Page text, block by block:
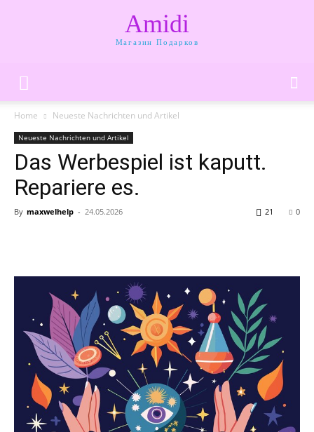
Amidi
Магазин Подарков
Home Neueste Nachrichten und Artikel
Neueste Nachrichten und Artikel
Das Werbespiel ist kaputt.
Repariere es.
By maxwelhelp - 24.05.2026 0
21